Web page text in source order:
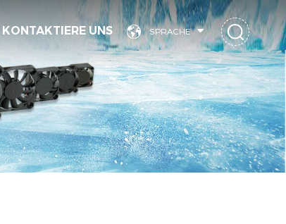
SPRACHE
KONTAKTIERE UNS